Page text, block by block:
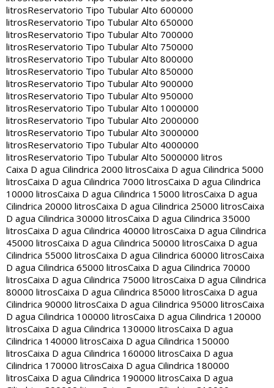
litrosReservatorio Tipo Tubular Alto 600000
litrosReservatorio Tipo Tubular Alto 650000
litrosReservatorio Tipo Tubular Alto 700000
litrosReservatorio Tipo Tubular Alto 750000
litrosReservatorio Tipo Tubular Alto 800000
litrosReservatorio Tipo Tubular Alto 850000
litrosReservatorio Tipo Tubular Alto 900000
litrosReservatorio Tipo Tubular Alto 950000
litrosReservatorio Tipo Tubular Alto 1000000
litrosReservatorio Tipo Tubular Alto 2000000
litrosReservatorio Tipo Tubular Alto 3000000
litrosReservatorio Tipo Tubular Alto 4000000
litrosReservatorio Tipo Tubular Alto 5000000 litros
Caixa D agua Cilindrica 2000 litrosCaixa D agua Cilindrica 5000
litrosCaixa D agua Cilindrica 7000 litrosCaixa D agua Cilindrica
10000 litrosCaixa D agua Cilindrica 15000 litrosCaixa D agua
Cilindrica 20000 litrosCaixa D agua Cilindrica 25000 litrosCaixa
D agua Cilindrica 30000 litrosCaixa D agua Cilindrica 35000
litrosCaixa D agua Cilindrica 40000 litrosCaixa D agua Cilindrica
45000 litrosCaixa D agua Cilindrica 50000 litrosCaixa D agua
Cilindrica 55000 litrosCaixa D agua Cilindrica 60000 litrosCaixa
D agua Cilindrica 65000 litrosCaixa D agua Cilindrica 70000
litrosCaixa D agua Cilindrica 75000 litrosCaixa D agua Cilindrica
80000 litrosCaixa D agua Cilindrica 85000 litrosCaixa D agua
Cilindrica 90000 litrosCaixa D agua Cilindrica 95000 litrosCaixa
D agua Cilindrica 100000 litrosCaixa D agua Cilindrica 120000
litrosCaixa D agua Cilindrica 130000 litrosCaixa D agua
Cilindrica 140000 litrosCaixa D agua Cilindrica 150000
litrosCaixa D agua Cilindrica 160000 litrosCaixa D agua
Cilindrica 170000 litrosCaixa D agua Cilindrica 180000
litrosCaixa D agua Cilindrica 190000 litrosCaixa D agua